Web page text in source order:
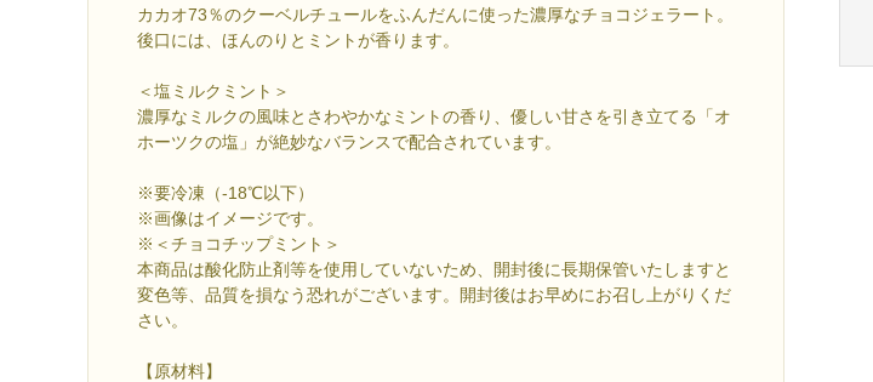
カカオ73％のクーベルチュールをふんだんに使った濃厚なチョコジェラート。
後口には、ほんのりとミントが香ります。
＜塩ミルクミント＞
濃厚なミルクの風味とさわやかなミントの香り、優しい甘さを引き立てる「オ
ホーツクの塩」が絶妙なバランスで配合されています。
※要冷凍（-18℃以下）
※画像はイメージです。
※＜チョコチップミント＞
本商品は酸化防止剤等を使用していないため、開封後に長期保管いたしますと
変色等、品質を損なう恐れがございます。開封後はお早めにお召し上がりくだ
さい。
【原材料】